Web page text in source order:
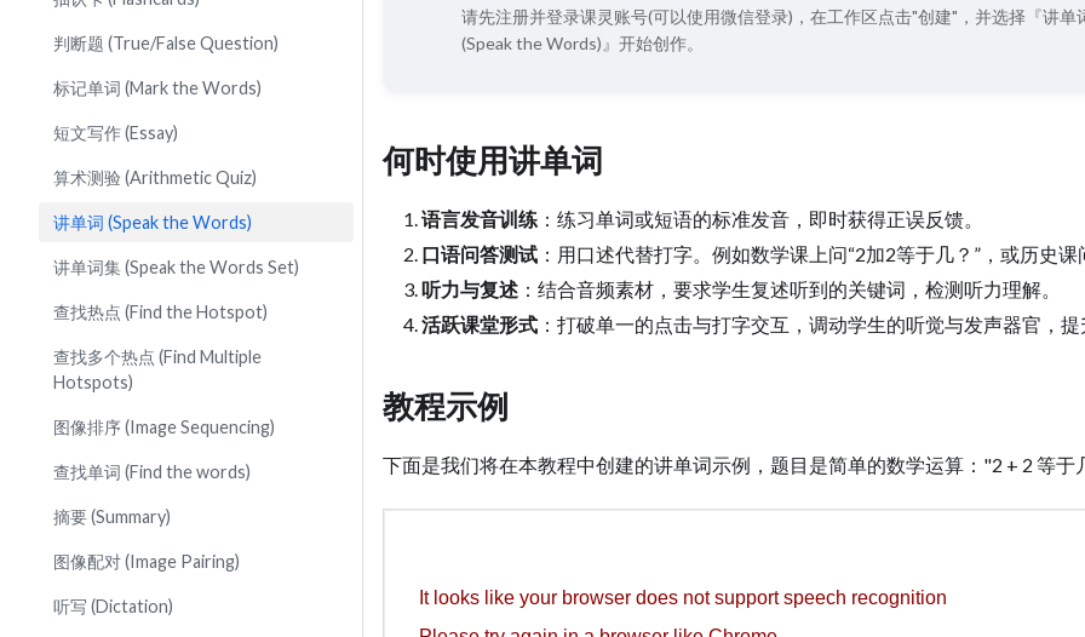
判断题 (True/False Question)
标记单词 (Mark the Words)
短文写作 (Essay)
算术测验 (Arithmetic Quiz)
讲单词 (Speak the Words)
讲单词集 (Speak the Words Set)
查找热点 (Find the Hotspot)
查找多个热点 (Find Multiple
Hotspots)
图像排序 (Image Sequencing)
查找单词 (Find the words)
摘要 (Summary)
图像配对 (Image Pairing)
听写 (Dictation)
请先注册并登录课灵账号(可以使用微信登录)，在工作区点击"创建"，并选择『讲单
(Speak the Words)』开始创作。
何时使用讲单词
语言发音训练 ：练习单词或短语的标准发音，即时获得正误反馈。
口语问答测试 ：用口述代替打字。例如数学课上问“2加2等于几？”，或历史课
听力与复述 ：结合音频素材，要求学生复述听到的关键词，检测听力理解。
活跃课堂形式 ：打破单一的点击与打字交互，调动学生的听觉与发声器官，提
教程示例
下面是我们将在本教程中创建的讲单词示例，题目是简单的数学运算："2 + 2 等于